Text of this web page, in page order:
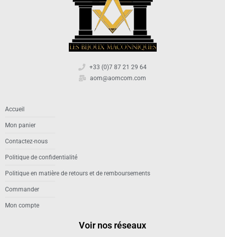
+33 (0)7 87 21 29 64
aom@aomcom.com
Accueil
Mon panier
Contactez-nous
Politique de confidentialité
Politique en matière de retours et de remboursements
Commander
Mon compte
Voir nos réseaux